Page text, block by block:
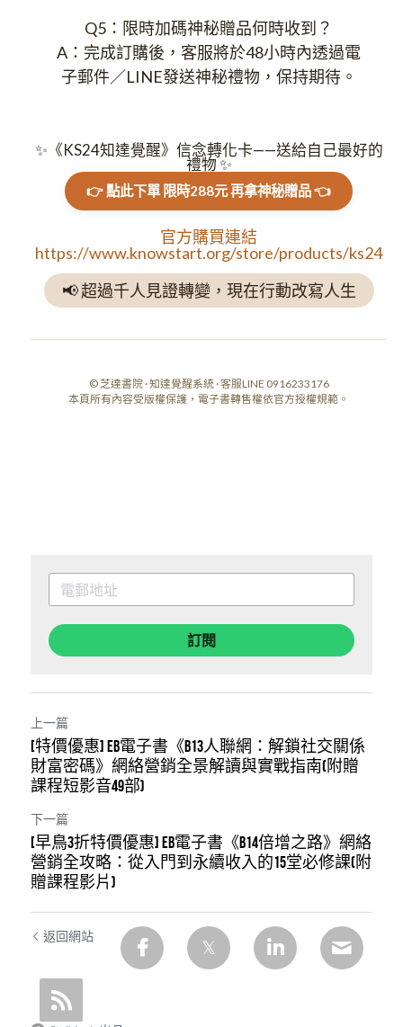
Q5：限時加碼神秘贈品何時收到？
A：完成訂購後，客服將於48小時內透過電
子郵件／LINE發送神秘禮物，保持期待。
✨《KS24知達覺醒》信念轉化卡——送給自己最好的
禮物 ✨
👉 點此下單 限時288元 再拿神秘贈品 👈
官方購買連結
https://www.knowstart.org/store/products/ks24
📢 超過千人見證轉變，現在行動改寫人生
© 芝達書院 · 知達覺醒系統 · 客服LINE 0916233176
本頁所有內容受版權保護，電子書轉售權依官方授權規範。
訂閱
上一篇
[特價優惠] EB電子書《B13人聯網：解鎖社交關係
財富密碼》網絡營銷全景解讀與實戰指南(附贈
課程短影音49部)
下一篇
[早鳥3折特價優惠] EB電子書《B14倍增之路》網絡
營銷全攻略：從入門到永續收入的15堂必修課(附
贈課程影片)
返回網站